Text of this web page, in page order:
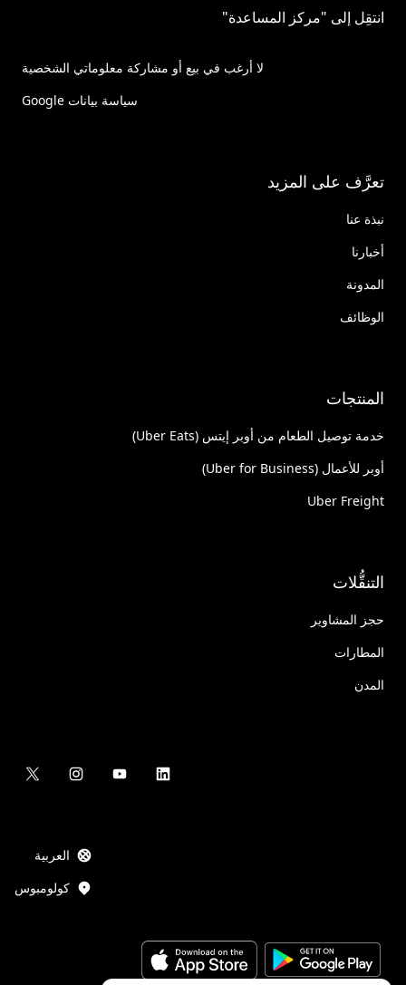
انتقِل إلى "مركز المساعدة"
لا أرغب في بيع أو مشاركة معلوماتي الشخصية
سياسة بيانات Google
تعرَّف على المزيد
نبذة عنا
أخبارنا
المدونة
الوظائف
المنتجات
خدمة توصيل الطعام من أوبر إيتس (Uber Eats)
أوبر للأعمال (Uber for Business)
Uber Freight
التنقُّلات
حجز المشاوير
المطارات
المدن
العربية
كولومبوس